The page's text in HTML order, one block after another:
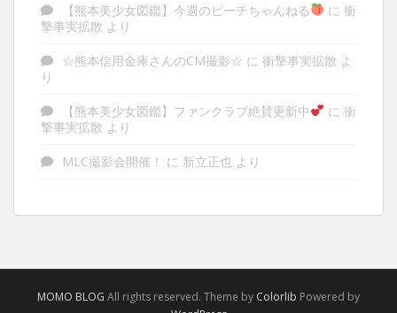
【熊本美少女図鑑】今週のピーチちゃんねる に 衝
撃事実拡散 より
☆熊本信用金庫さんのCM撮影☆ に 衝撃事実拡散 よ
り
【熊本美少女図鑑】ファンクラブ絶賛更新中 に 衝
撃事実拡散 より
MLC撮影会開催！ に 新立正也 より
MOMO BLOG All rights reserved. Theme by Colorlib Powered by